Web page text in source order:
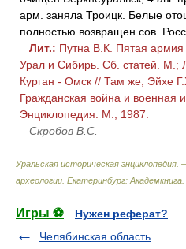
арм. заняла Троицк. Белые
полностью возвращен сов.
Лит.: Путна В.К. Пятая армия
Урал и Сибирь. Сб. статей. М.;
Курган - Омск // Там же; Эйхе
Гражданская война и военная
Энциклопедия. М., 1987.
Скробов В.С.
Уральская историческая
археологии. Екатеринбург: Академкнига
Игры ⚽
Нужен реферат?
Челябинская область